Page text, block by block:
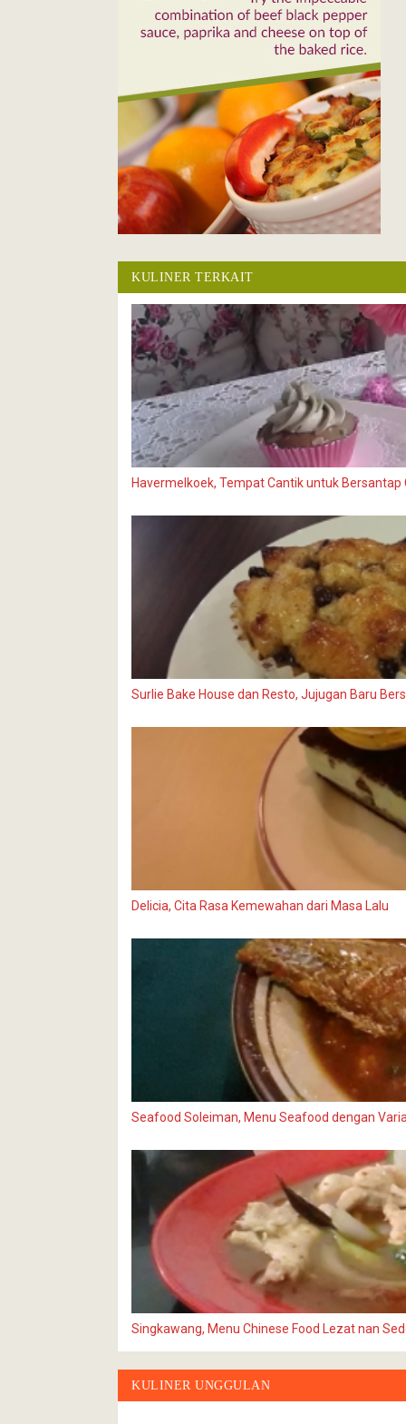
KULINER TERKAIT
Havermelkoek, Tempat Cantik untuk Bersantap
Surlie Bake House dan Resto, Jujugan Baru
Delicia, Cita Rasa Kemewahan dari Masa Lalu
Seafood Soleiman, Menu Seafood dengan
Singkawang, Menu Chinese Food Lezat nan
KULINER UNGGULAN